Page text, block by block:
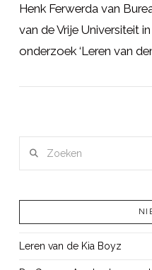
Henk Ferwerda van
van de Vrije Universiteit
onderzoek ‘Leren van
Leren van de Kia Boyz